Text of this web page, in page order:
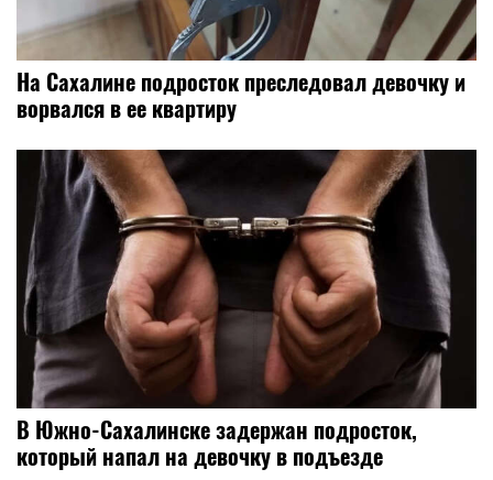
На Сахалине подросток преследовал девочку и
ворвался в ее квартиру
В Южно-Сахалинске задержан подросток,
который напал на девочку в подъезде